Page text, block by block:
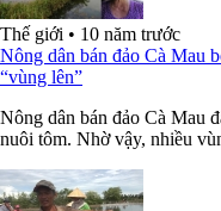
Thế giới • 10 năm trước
Nông dân bán đảo Cà Mau
“vùng lên”
Nông dân bán đảo Cà Mau
nuôi tôm. Nhờ vậy, nhiều